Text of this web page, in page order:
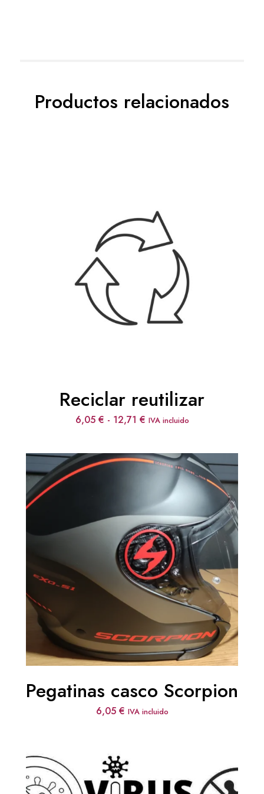
Productos relacionados
Reciclar reutilizar
6,05 € - 12,71 €Rango
desde
12,71 €
IVA incluido
Pegatinas casco Scorpion
6,05 € IVA incluido